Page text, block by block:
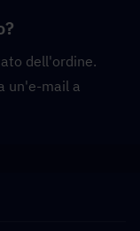
dell'ordine.